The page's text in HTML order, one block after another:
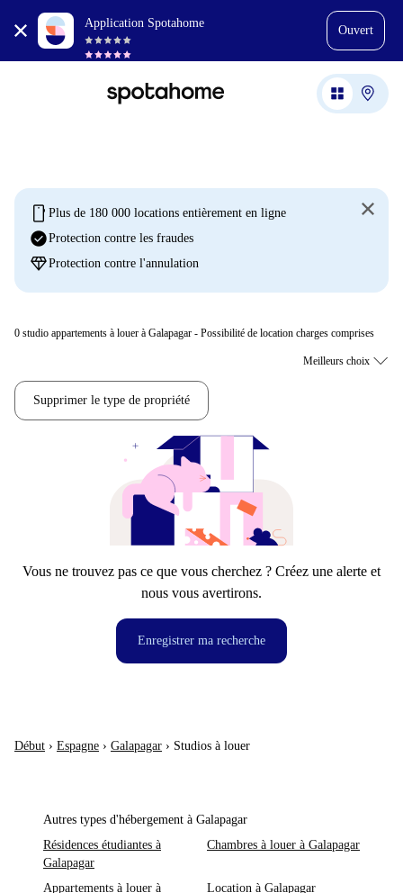
Application Spotahome
Ouvert
mobile Plus de 180 000 locations entièrement en ligne
check_circleProtection contre les fraudes
diamondProtection contre l'annulation
0 studio appartements à louer à Galapagar - Possibilité de location charges comprises
Supprimer le type de propriété
Vous ne trouvez pas ce que vous cherchez ? Créez une alerte et
nous vous avertirons.
Enregistrer ma recherche
Début › Espagne › Galapagar › Studios à louer
Autres types d'hébergement à Galapagar
Résidences étudiantes à
Galapagar
Chambres à louer à Galapagar
Appartements à louer à
Location à Galapagar